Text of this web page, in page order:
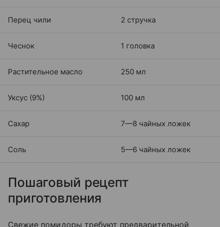
Перец чили 2 стручка
Чеснок 1 головка
Растительное масло 250 мл
Уксус (9%) 100 мл
Сахар 7—8 чайных ложек
Соль 5—6 чайных ложек
Пошаговый рецепт
приготовления
Свежие помидоры требуют предварительной